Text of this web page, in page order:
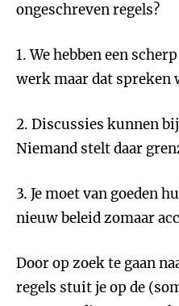
ongeschreven regels?
1. We hebben een
werk maar dat spreken
2. Discussies kunnen
Niemand stelt daar
3. Je moet van goeden
nieuw beleid zomaar
Door op zoek te gaan
regels stuit je op de